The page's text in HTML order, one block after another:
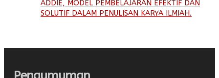
ADDIE, MODEL PEMBELAJARAN EFEKTIF DAN
SOLUTIF DALAM PENULISAN KARYA ILMIAH.